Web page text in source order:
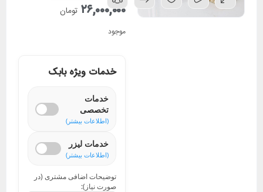
۲۶,۰۰۰,۰۰۰ تومان
موجود
خدمات ویژه بابک
خدمات
تخصصی
(اطلاعات بیشتر)
خدمات لیزر
(اطلاعات بیشتر)
توضیحات اضافی مشتری (در
صورت نیاز):